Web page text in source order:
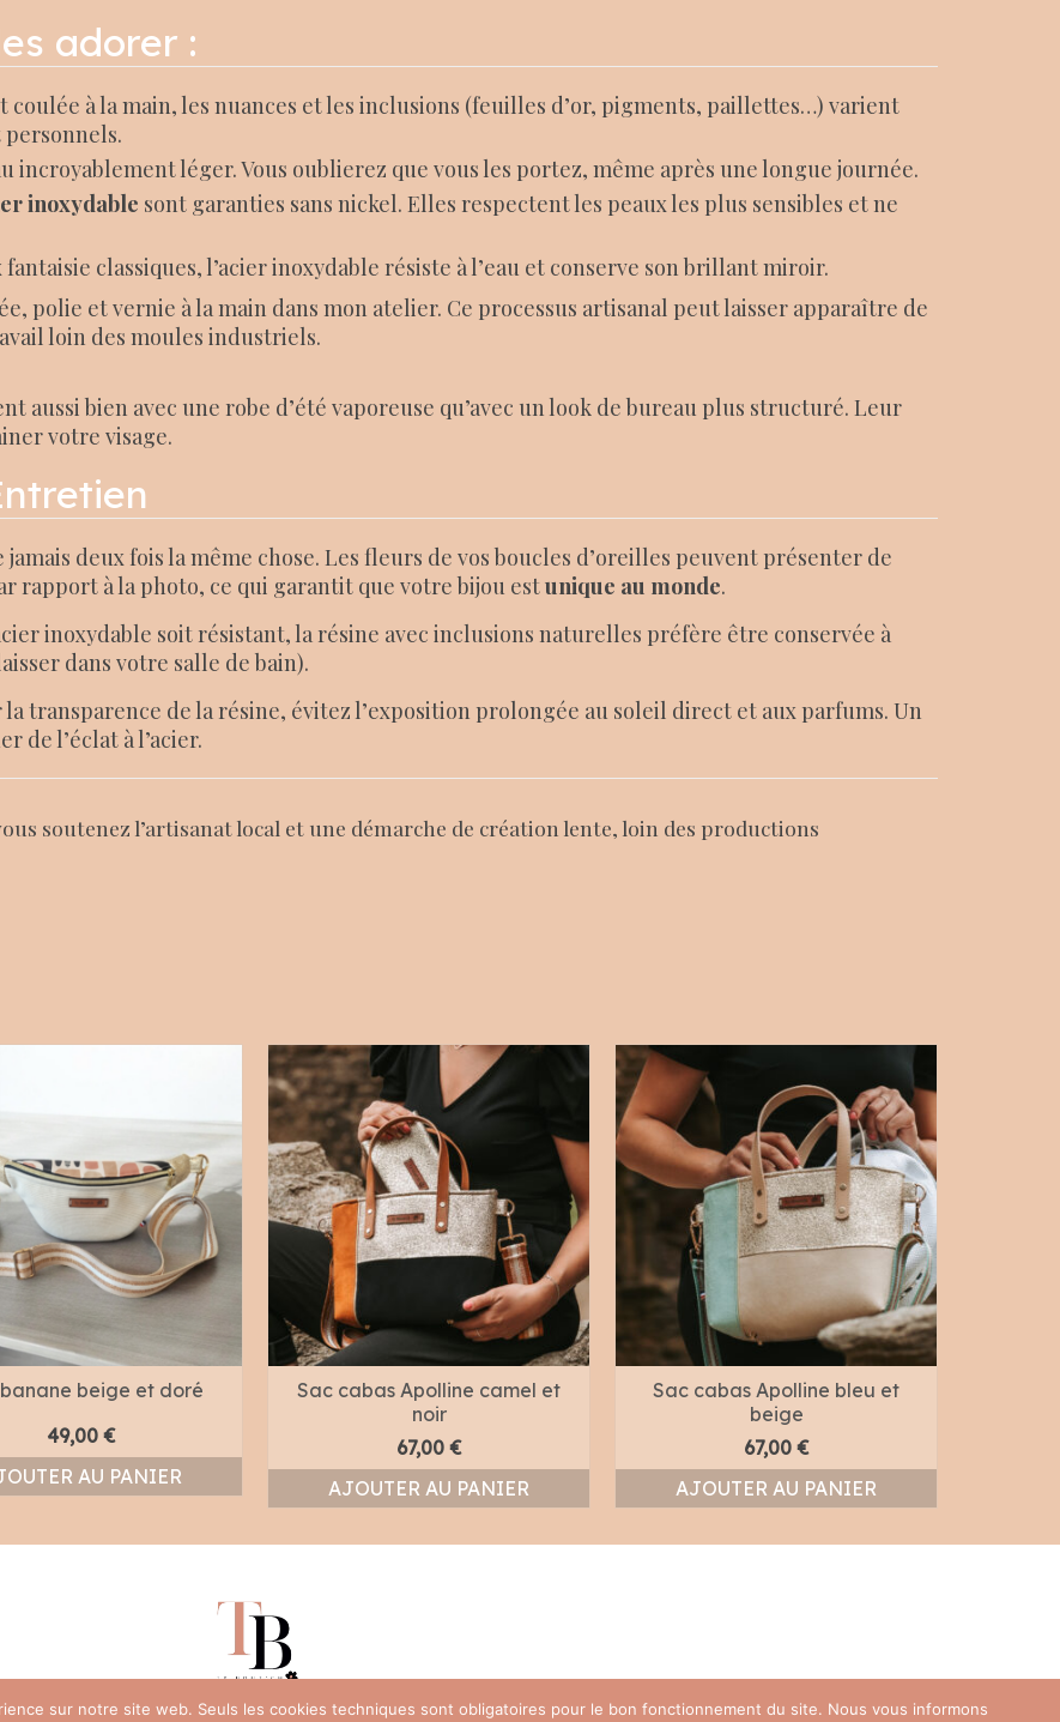
adorer :
coulée à la main, les nuances et les inclusions (feuilles d’or, pigments, paillettes…) varient
incroyablement léger. Vous oublierez que vous les portez, même après une longue journée.
inoxydable sont garanties sans nickel. Elles respectent les peaux les plus sensibles et ne
classiques, l’acier inoxydable résiste à l’eau et conserve son brillant miroir.
polie et vernie à la main dans mon atelier. Ce processus artisanal peut laisser apparaître de
loin des moules industriels.
aussi bien avec une robe d’été vaporeuse qu’avec un look de bureau plus structuré. Leur
votre visage.
deux fois la même chose. Les fleurs de vos boucles d’oreilles peuvent présenter de
rapport à la photo, ce qui garantit que votre bijou estunique au monde.
inoxydable soit résistant, la résine avec inclusions naturelles préfère être conservée à
dans votre salle de bain).
transparence de la résine, évitez l’exposition prolongée au soleil direct et aux parfums. Un
de l’éclat à l’acier.
soutenez l’artisanat local et une démarche de création lente, loin des productions
beige et doré
49,00 €
AU PANIER
Sac cabas Apolline camel et
noir
67,00 €
AJOUTER AU PANIER
Sac cabas Apolline bleu et
beige
67,00 €
AJOUTER AU PANIER
sur notre site web. Seuls les cookies techniques sont obligatoires pour le bon fonctionnement du site. Nous vous informons